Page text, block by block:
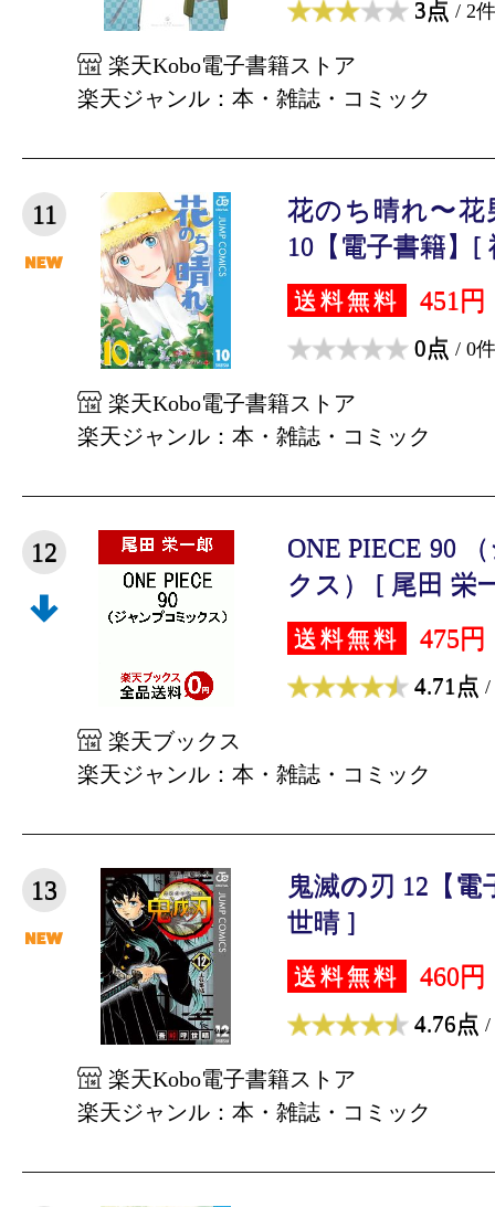
3点 / 2件
楽天Kobo電子書籍ストア
楽天ジャンル：本・雑誌・コミック
11
花のち晴れ〜花
10【電子書籍】[
送料無料 451円
0点 / 0件
楽天Kobo電子書籍ストア
楽天ジャンル：本・雑誌・コミック
12
ONE PIECE 90
クス） [ 尾田 栄
送料無料 475円
4.71点 /
楽天ブックス
楽天ジャンル：本・雑誌・コミック
13
鬼滅の刃 12【
世晴 ]
送料無料 460円
4.76点 /
楽天Kobo電子書籍ストア
楽天ジャンル：本・雑誌・コミック